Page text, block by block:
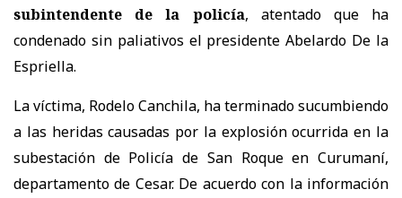
subintendente de la policía, atentado que ha
condenado sin paliativos el presidente Abelardo De la
Espriella.
La víctima, Rodelo Canchila, ha terminado sucumbiendo
a las heridas causadas por la explosión ocurrida en la
subestación de Policía de San Roque en Curumaní,
departamento de Cesar. De acuerdo con la información